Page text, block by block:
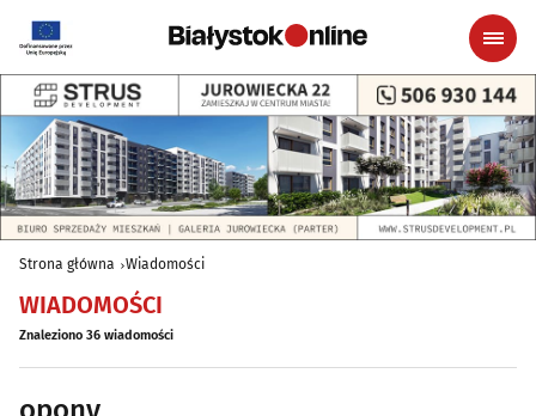
Strona główna Wiadomości
WIADOMOŚCI
Znaleziono 36 wiadomości